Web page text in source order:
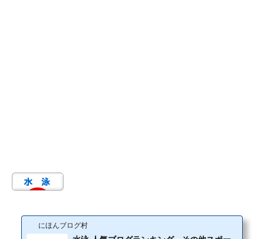
にほんブログ村